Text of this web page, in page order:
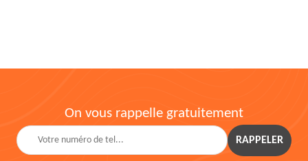
On vous rappelle gratuitement